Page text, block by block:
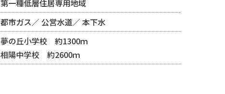
第一種低層住居専用地域
都市ガス 公営水道 本下水
夢の丘小学校 約1300ｍ
相陽中学校 約2600ｍ